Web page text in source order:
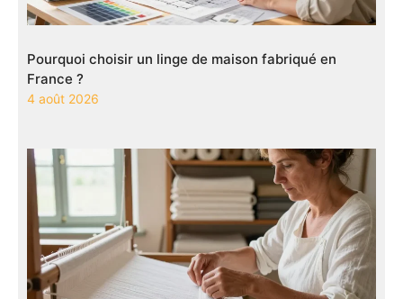
Pourquoi choisir un linge de maison fabriqué en
France ?
4 août 2026